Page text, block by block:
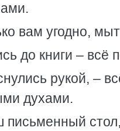
вам угодно,
до книги – всё
рукой, –
духами.
письменный